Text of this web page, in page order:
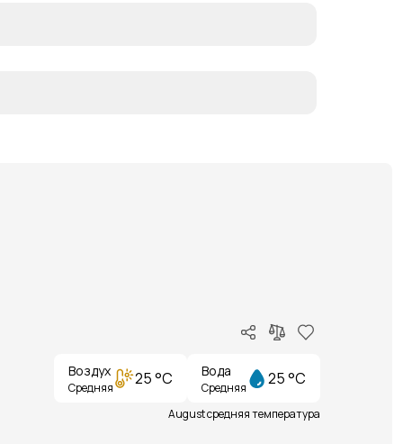
Воздух
Средняя 25 °C Вода
Средняя 25 °C
August средняя температура